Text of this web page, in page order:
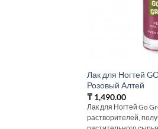
Лак для Ногтей
Розовый Алтей
₸1,490.00
Лак для Ногтей Go
растворителей,